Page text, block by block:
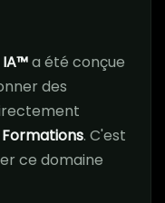
IA™a été conçue
des
Formations. C'est
ce domaine